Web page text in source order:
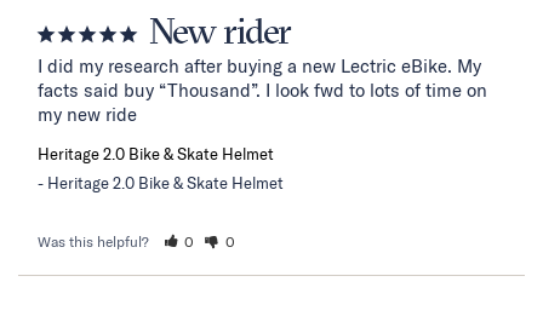
New rider
I did my research after buying a new Lectric eBike. My
facts said buy “Thousand”. I look fwd to lots of time on
my new ride
Heritage 2.0 Bike & Skate Helmet
Heritage 2.0 Bike & Skate Helmet
Was this helpful? 0 0